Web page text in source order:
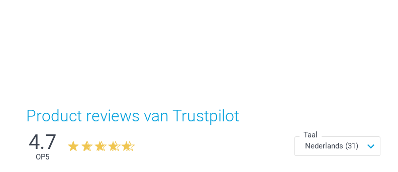
Product reviews van Trustpilot
4.7
OP5
Taal